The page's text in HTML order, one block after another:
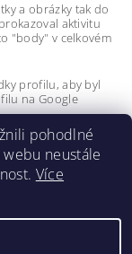
a obrázky tak do
aktivitu
"body" v celkovém
profilu, aby byl
na Google
pohodlné
neustále
Více